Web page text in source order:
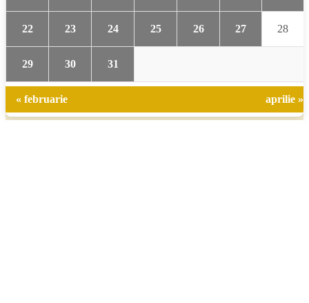
22 23 24 25 26 27 28
29 30 31
« februarie aprilie »